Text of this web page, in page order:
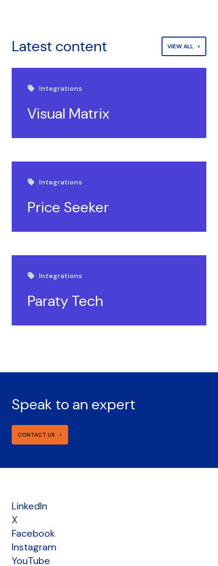
Latest content VIEW ALL
Integrations
Visual Matrix
Integrations
Price Seeker
Integrations
Paraty Tech
Speak to an expert
CONTACT US
LinkedIn
X
Facebook
Instagram
YouTube